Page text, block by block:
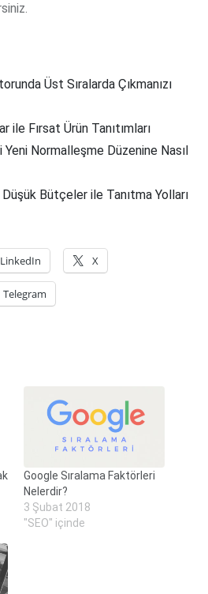
Üst Sıralarda Çıkmanızı
ile Fırsat Ürün Tanıtımları
Normalleşme Düzenine Nasıl
Düşük Bütçeler ile Tanıtma Yolları
LinkedIn X
Telegram
Google Sıralama Faktörleri
Nelerdir?
3 Şubat 2018
"SEO" içinde